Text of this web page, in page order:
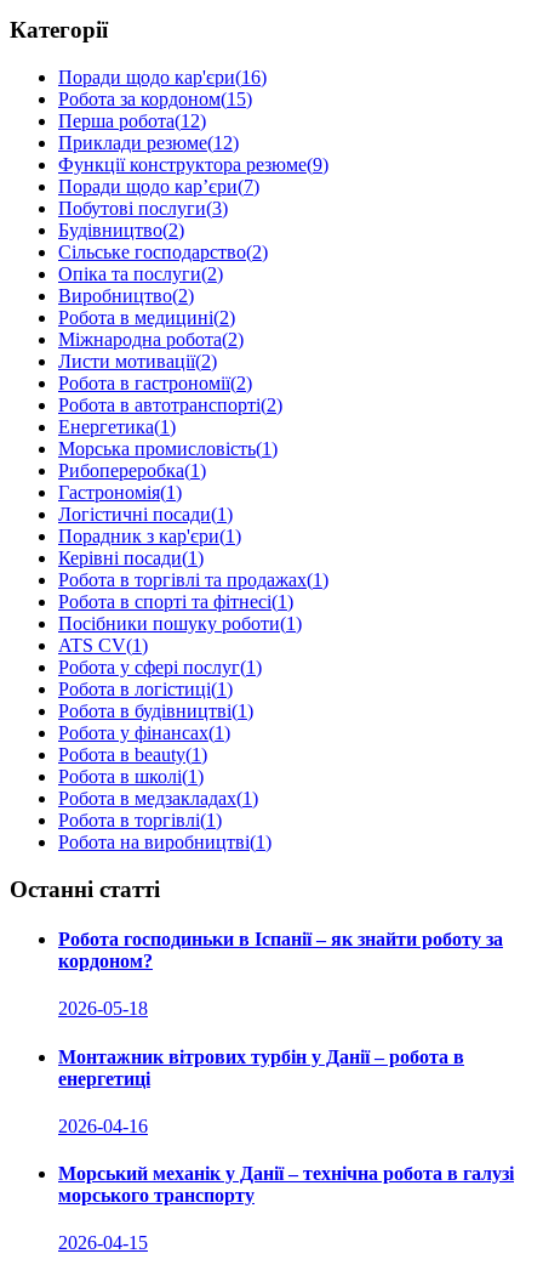
Категорії
Поради щодо кар'єри(16)
Робота за кордоном(15)
Перша робота(12)
Приклади резюме(12)
Функції конструктора резюме(9)
Поради щодо кар’єри(7)
Побутові послуги(3)
Будівництво(2)
Сільське господарство(2)
Опіка та послуги(2)
Виробництво(2)
Робота в медицині(2)
Міжнародна робота(2)
Листи мотивації(2)
Робота в гастрономії(2)
Робота в автотранспорті(2)
Енергетика(1)
Морська промисловість(1)
Рибопереробка(1)
Гастрономія(1)
Логістичні посади(1)
Порадник з кар'єри(1)
Керівні посади(1)
Робота в торгівлі та продажах(1)
Робота в спорті та фітнесі(1)
Посібники пошуку роботи(1)
ATS CV(1)
Робота у сфері послуг(1)
Робота в логістиці(1)
Робота в будівництві(1)
Робота у фінансах(1)
Робота в beauty(1)
Робота в школі(1)
Робота в медзакладах(1)
Робота в торгівлі(1)
Робота на виробництві(1)
Останні статті
Робота господиньки в Іспанії – як знайти роботу за
кордоном?
2026-05-18
Монтажник вітрових турбін у Данії – робота в
енергетиці
2026-04-16
Морський механік у Данії – технічна робота в галузі
морського транспорту
2026-04-15